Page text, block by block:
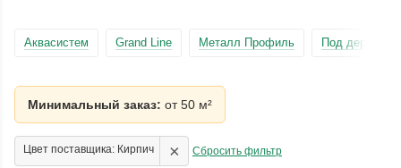
Аквасистем Grand Line Металл Профиль Под дерево
Минимальный заказ: от 50 м²
Цвет поставщика: Кирпич × Сбросить фильтр